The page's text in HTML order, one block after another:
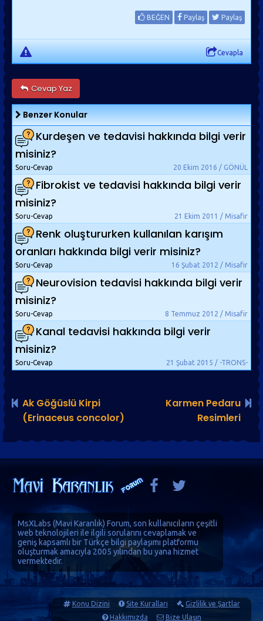
BEĞEN Paylaş Paylaş
Cevapla
Cevap Yaz
Benzer Konular
Kurdeşen ve tedavisi hakkında bilgi verir
misiniz?
20 Ekim 2016 / GÖNÜL
Soru-Cevap
Fibrokist ve tedavisi hakkında bilgi verir
misiniz?
21 Ekim 2011 / Misafir
Soru-Cevap
Renk oluştururken kullanılan karışım
oranları hakkında bilgi verir misiniz?
16 Şubat 2012 / Misafir
Soru-Cevap
Neurovision tedavisi hakkında bilgi verir
misiniz?
8 Temmuz 2012 / Misafir
Soru-Cevap
Kanal tedavisi hakkında bilgi verir
misiniz?
21 Şubat 2015 / -TRONS-
Soru-Cevap
Ak Göğüslü Kirpi
(Erinaceus concolor)
Karmen Pedaru
Resimleri
MsXLabs (Mavi Karanlık) Forum, son kullanıcıların çeşitli
web teknolojileri ile ilgili sorularını cevaplamak ve
geniş kapsamlı bir Türkçe bilgi paylaşımı platformu
oluşturmak amacıyla 2005 yılından bu yana hizmet
vermektedir.
Konu Dizini Site Kuralları
Gizlilik ve Şartlar
Hakkımızda
Bize Ulaşın